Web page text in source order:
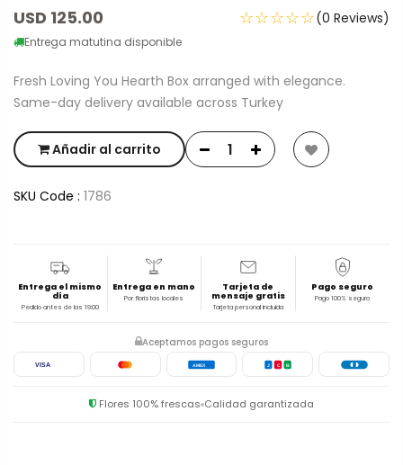
USD 125.00
Entrega matutina disponible
☆☆☆☆☆(0 Reviews)
Fresh Loving You Hearth Box arranged with elegance.
Same-day delivery available across Turkey
Añadir al carrito
SKU Code : 1786
Entrega el mismo
día
Pedido antes de las 19:00
Entrega en mano
Por floristas locales
Tarjeta de
mensaje gratis
Tarjeta personal incluida
Pago seguro
Pago 100% seguro
Aceptamos pagos seguros
VISA AMEX J C B
Flores 100% frescas Calidad garantizada